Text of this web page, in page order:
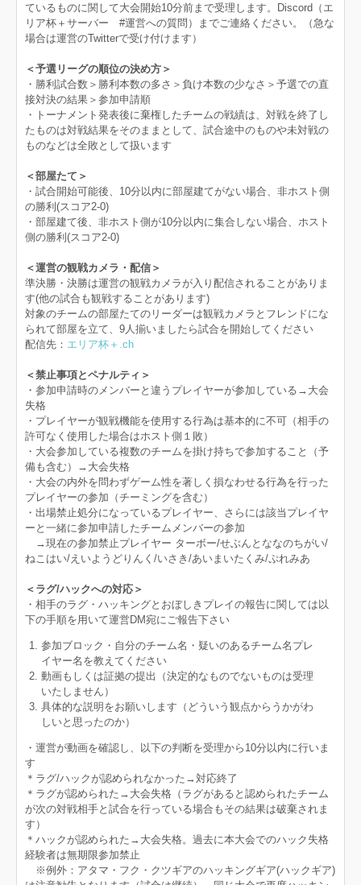
ているものに関して大会開始10分前まで受理します。Discord（エ
リア杯＋サーバー #運営への質問）までご連絡ください。（急な
場合は運営のTwitterで受け付けます）
＜予選リーグの順位の決め方＞
・勝利試合数＞勝利本数の多さ＞負け本数の少なさ＞予選での直
接対決の結果＞参加申請順
・トーナメント発表後に棄権したチームの戦績は、対戦を終了し
たものは対戦結果をそのままとして、試合途中のものや未対戦の
ものなどは全敗として扱います
＜部屋たて＞
・試合開始可能後、10分以内に部屋建てがない場合、非ホスト側
の勝利(スコア2-0)
・部屋建て後、非ホスト側が10分以内に集合しない場合、ホスト
側の勝利(スコア2-0)
＜運営の観戦カメラ・配信＞
準決勝・決勝は運営の観戦カメラが入り配信されることがありま
す(他の試合も観戦することがあります)
対象のチームの部屋たてのリーダーは観戦カメラとフレンドにな
られて部屋を立て、9人揃いましたら試合を開始してください
配信先： エリア杯＋.ch
＜禁止事項とペナルティ＞
・参加申請時のメンバーと違うプレイヤーが参加している→大会
失格
・プレイヤーが観戦機能を使用する行為は基本的に不可（相手の
許可なく使用した場合はホスト側１敗）
・大会参加している複数のチームを掛け持ちで参加すること（予
備も含む）→大会失格
・大会の内外を問わずゲーム性を著しく損なわせる行為を行った
プレイヤーの参加（チーミングを含む）
・出場禁止処分になっているプレイヤー、さらには該当プレイヤ
ーと一緒に参加申請したチームメンバーの参加
→現在の参加禁止プレイヤー ターボー/せぶんとななのちがい/
ねこはい/えいようどりんく/いさき/あいまいたくみ/ぷれみあ
＜ラグ/ハックへの対応＞
・相手のラグ・ハッキングとおぼしきプレイの報告に関しては以
下の手順を用いて運営DM宛にご報告下さい
参加ブロック・自分のチーム名・疑いのあるチーム名プレ
イヤー名を教えてください
動画もしくは証拠の提出（決定的なものでないものは受理
いたしません）
具体的な説明をお願いします（どういう観点からうかがわ
しいと思ったのか）
・運営が動画を確認し、以下の判断を受理から10分以内に行いま
す
＊ラグ/ハックが認められなかった→対応終了
＊ラグが認められた→大会失格（ラグがあると認められたチーム
が次の対戦相手と試合を行っている場合もその結果は破棄されま
す）
＊ハックが認められた→大会失格。過去に本大会でのハック失格
経験者は無期限参加禁止
※例外：アタマ・フク・クツギアのハッキングギア(ハックギア)